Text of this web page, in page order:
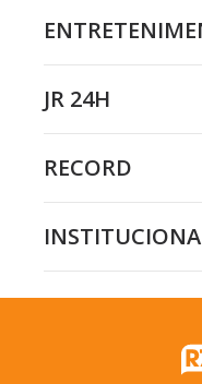
JR 24H
RECORD